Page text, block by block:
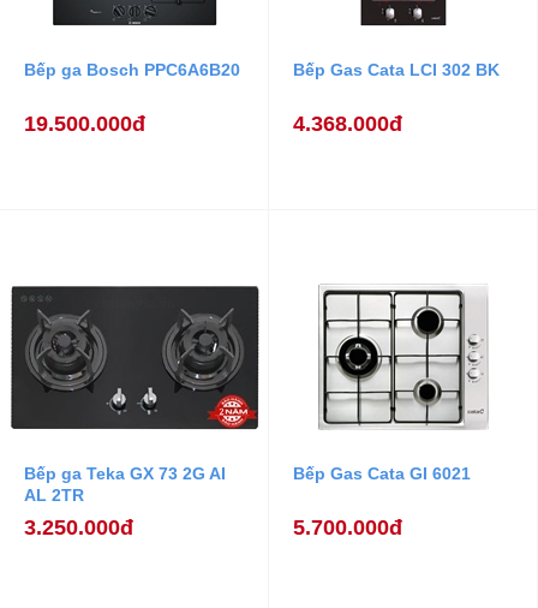
Bếp ga Bosch PPC6A6B20
19.500.000đ
Bếp Gas Cata LCI 302 BK
4.368.000đ
Bếp ga Teka GX 73 2G AI
AL 2TR
3.250.000đ
Bếp Gas Cata GI 6021
5.700.000đ